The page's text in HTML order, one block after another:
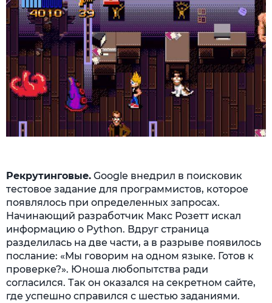
Рекрутинговые. Google внедрил в поисковик
тестовое задание для программистов, которое
появлялось при определенных запросах.
Начинающий разработчик Макс Розетт искал
информацию о Python. Вдруг страница
разделилась на две части, а в разрыве появилось
послание: «Мы говорим на одном языке. Готов к
проверке?». Юноша любопытства ради
согласился. Так он оказался на секретном сайте,
где успешно справился с шестью заданиями.